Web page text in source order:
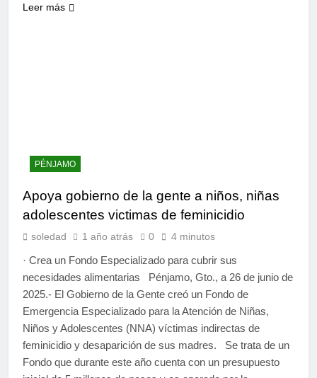
Leer más
PÉNJAMO
Apoya gobierno de la gente a niños, niñas
adolescentes victimas de feminicidio
soledad 1 año atrás 0 4 minutos
· Crea un Fondo Especializado para cubrir sus
necesidades alimentarias Pénjamo, Gto., a 26 de junio de
2025.- El Gobierno de la Gente creó un Fondo de
Emergencia Especializado para la Atención de Niñas,
Niños y Adolescentes (NNA) víctimas indirectas de
feminicidio y desaparición de sus madres. Se trata de un
Fondo que durante este año cuenta con un presupuesto